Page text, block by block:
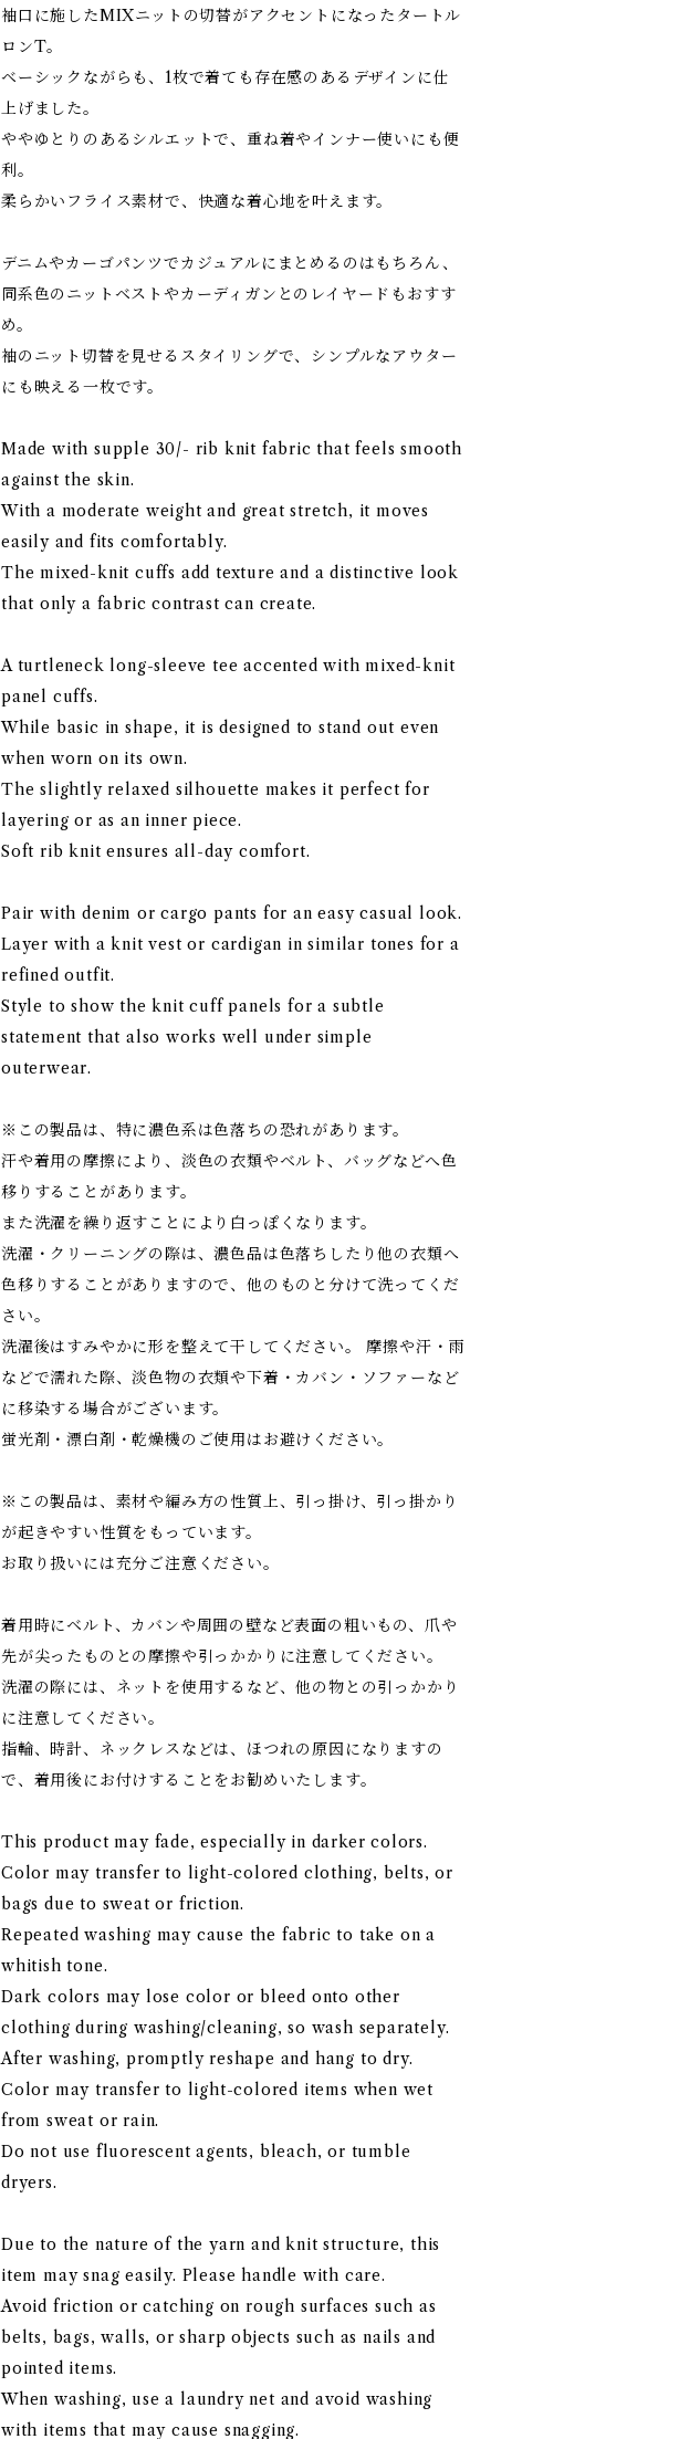
袖口に施したMIXニットの切替がアクセントになったタートル
ロンT。
ベーシックながらも、1枚で着ても存在感のあるデザインに仕
上げました。
ややゆとりのあるシルエットで、重ね着やインナー使いにも便
利。
柔らかいフライス素材で、快適な着心地を叶えます。
デニムやカーゴパンツでカジュアルにまとめるのはもちろん、
同系色のニットベストやカーディガンとのレイヤードもおすす
め。
袖のニット切替を見せるスタイリングで、シンプルなアウター
にも映える一枚です。
Made with supple 30/- rib knit fabric that feels smooth
against the skin.
With a moderate weight and great stretch, it moves
easily and fits comfortably.
The mixed-knit cuffs add texture and a distinctive look
that only a fabric contrast can create.
A turtleneck long-sleeve tee accented with mixed-knit
panel cuffs.
While basic in shape, it is designed to stand out even
when worn on its own.
The slightly relaxed silhouette makes it perfect for
layering or as an inner piece.
Soft rib knit ensures all-day comfort.
Pair with denim or cargo pants for an easy casual look.
Layer with a knit vest or cardigan in similar tones for a
refined outfit.
Style to show the knit cuff panels for a subtle
statement that also works well under simple
outerwear.
※この製品は、特に濃色系は色落ちの恐れがあります。
汗や着用の摩擦により、淡色の衣類やベルト、バッグなどへ色
移りすることがあります。
また洗濯を繰り返すことにより白っぽくなります。
洗濯・クリーニングの際は、濃色品は色落ちしたり他の衣類へ
色移りすることがありますので、他のものと分けて洗ってくだ
さい。
洗濯後はすみやかに形を整えて干してください。 摩擦や汗・雨
などで濡れた際、淡色物の衣類や下着・カバン・ソファーなど
に移染する場合がございます。
蛍光剤・漂白剤・乾燥機のご使用はお避けください。
※この製品は、素材や編み方の性質上、引っ掛け、引っ掛かり
が起きやすい性質をもっています。
お取り扱いには充分ご注意ください。
着用時にベルト、カバンや周囲の壁など表面の粗いもの、爪や
先が尖ったものとの摩擦や引っかかりに注意してください。
洗濯の際には、ネットを使用するなど、他の物との引っかかり
に注意してください。
指輪、時計、ネックレスなどは、ほつれの原因になりますの
で、着用後にお付けすることをお勧めいたします。
This product may fade, especially in darker colors.
Color may transfer to light-colored clothing, belts, or
bags due to sweat or friction.
Repeated washing may cause the fabric to take on a
whitish tone.
Dark colors may lose color or bleed onto other
clothing during washing/cleaning, so wash separately.
After washing, promptly reshape and hang to dry.
Color may transfer to light-colored items when wet
from sweat or rain.
Do not use fluorescent agents, bleach, or tumble
dryers.
Due to the nature of the yarn and knit structure, this
item may snag easily. Please handle with care.
Avoid friction or catching on rough surfaces such as
belts, bags, walls, or sharp objects such as nails and
pointed items.
When washing, use a laundry net and avoid washing
with items that may cause snagging.